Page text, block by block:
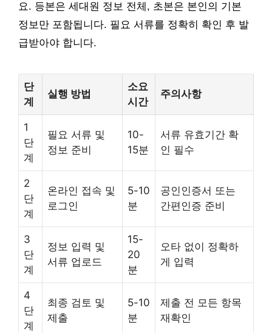
요. 등본은 세대원 정보 전체, 초본은 본인의 기본
정보만 포함됩니다. 필요 서류를 정확히 확인 후 발
급받아야 합니다.
단
계
실행 방법
소요
시간
주의사항
1
단
계
필요 서류 및
정보 준비
10-
15분
서류 유효기간 확
인 필수
2
단
계
온라인 접속 및
로그인
5-10
분
공인인증서 또는
간편인증 준비
3
단
계
정보 입력 및
서류 업로드
15-
20
분
오타 없이 정확하
게 입력
4
단
계
최종 검토 및
제출
5-10
분
제출 전 모든 항목
재확인